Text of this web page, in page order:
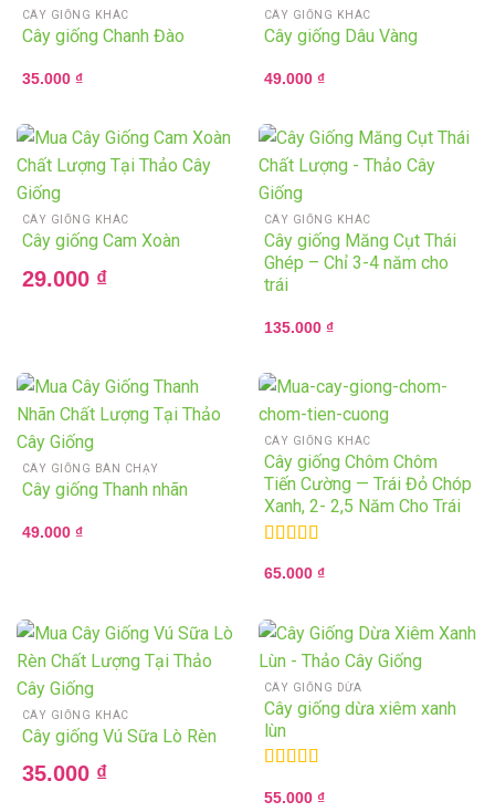
CÂY GIỐNG KHÁC
Cây giống Chanh Đào
35.000 ₫
CÂY GIỐNG KHÁC
Cây giống Dâu Vàng
49.000 ₫
CÂY GIỐNG KHÁC
Cây giống Cam Xoàn
29.000 ₫
CÂY GIỐNG KHÁC
Cây giống Măng Cụt Thái
Ghép – Chỉ 3-4 năm cho
trái
135.000 ₫
CÂY GIỐNG BÁN CHẠY
Cây giống Thanh nhãn
49.000 ₫
CÂY GIỐNG KHÁC
Cây giống Chôm Chôm
Tiến Cường — Trái Đỏ Chóp
Xanh, 2- 2,5 Năm Cho Trái
out of 5
65.000 ₫
CÂY GIỐNG KHÁC
Cây giống Vú Sữa Lò Rèn
35.000 ₫
CÂY GIỐNG DỪA
Cây giống dừa xiêm xanh
lùn
out of 5
55.000 ₫